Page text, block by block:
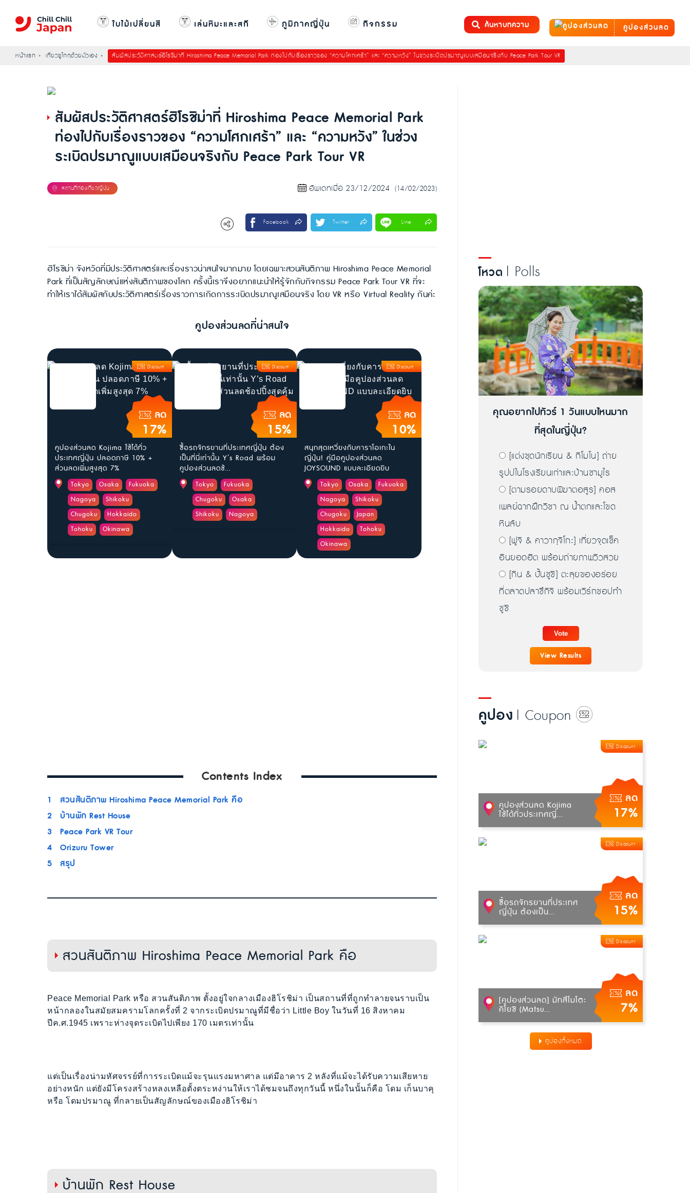
ใบไม้เปลี่ยนสี เล่นหิมะและสกี ภูมิภาคญี่ปุ่น กิจกรรม ค้นหาบทความ คูปองส่วนลด
หน้าแรก เที่ยวชูโกกุด้วยตัวเอง สัมผัสประวัติศาสตร์ฮิโรชิม่าที่ Hiroshima Peace Memorial Park ท่องไปกับเรื่องราวของ “ความโศกเศร้า” และ “ความหวัง” ในช่วงระเบิดปรมาณูแบบเสมือนจริงกับ Peace Park Tour VR
สัมผัสประวัติศาสตร์ฮิโรชิม่าที่ Hiroshima Peace Memorial Park
ท่องไปกับเรื่องราวของ “ความโศกเศร้า” และ “ความหวัง” ในช่วง
ระเบิดปรมาณูแบบเสมือนจริงกับ Peace Park Tour VR
อัพเดทเมื่อ 23/12/2024 (14/02/2023)
Facebook Twitter Line
ฮิโรชิม่า จังหวัดที่มีประวัติศาสตร์และเรื่องราวน่าสนใจมากมาย โดยเฉพาะสวนสันติภาพ Hiroshima Peace Memorial
Park ที่เป็นสัญลักษณ์แห่งสันติภาพของโลก ครั้งนี้เราจึงอยากแนะนำให้รู้จักกับกิจกรรม Peace Park Tour VR ที่จะ
ทำให้เราได้สัมผัสกับประวัติศาสตร์เรื่องราวการเกิดการระเบิดปรมาณูเสมือนจริง โดย VR หรือ Virtual Reality กันค่ะ
คูปองส่วนลดที่น่าสนใจ
ลด
17%
Discount
คูปองส่วนลด Kojima ใช้ได้ทั่ว
ประเทศญี่ปุ่น ปลอดภาษี 10% +
ส่วนลดเพิ่มสูงสุด 7%
Tokyo Osaka
Fukuoka
Nagoya
Shikoku
Chugoku
Hokkaido
Tohoku
Okinawa
ลด
15%
Discount
ซื้อรถจักรยานที่ประเทศญี่ปุ่น ต้อง
เป็นที่นี่เท่านั้น Y’s Road พร้อม
คูปองส่วนลดช้...
Tokyo
Fukuoka
Chugoku
Osaka
Shikoku
Nagoya
ลด
10%
Discount
สนุกสุดเหวี่ยงกับคาราโอเกะใน
ญี่ปุ่น! คู่มือคูปองส่วนลด
JOYSOUND แบบละเอียดยิบ
Tokyo Osaka
Fukuoka
Nagoya
Shikoku
Chugoku
Japan
Hokkaido
Tohoku
Okinawa
Contents Index
1
สวนสันติภาพ Hiroshima Peace Memorial Park คือ
2 บ้านพัก Rest House
3
Peace Park VR Tour
4 Orizuru Tower
5 สรุป
สวนสันติภาพ Hiroshima Peace Memorial Park คือ
Peace Memorial Park หรือ สวนสันติภาพ ตั้งอยู่ใจกลางเมืองฮิโรชิม่า เป็นสถานที่ที่ถูกทำลายจนราบเป็น
หน้ากลองในสมัยสมครามโลกครั้งที่ 2 จากระเบิดปรมาณูที่มีชื่อว่า Little Boy ในวันที่ 16 สิงหาคม
ปีค.ศ.1945 เพราะห่างจุดระเบิดไปเพียง 170 เมตรเท่านั้น
แต่เป็นเรื่องน่ามหัศจรรย์ที่การระเบิดแม้จะรุนแรงมหาศาล แต่มีอาคาร 2 หลังที่แม้จะได้รับความเสียหาย
อย่างหนัก แต่ยังมีโครงสร้างหลงเหลือตั้งตระหง่านให้เราได้ชมจนถึงทุกวันนี้ หนึ่งในนั้นก็คือ โดม เก็นบาคุ
หรือ โดมปรมาณู ที่กลายเป็นสัญลักษณ์ของเมืองฮิโรชิม่า
บ้านพัก Rest House
โหวต | Polls
คุณอยากไปทัวร์ 1 วันแบบไหนมาก
ที่สุดในญี่ปุ่น?
[แต่งชุดนักเรียน & กิโมโน] ถ่าย
รูปปในโรงเรียนเก่าและบ้านซามูไร
[ตามรอยดาบพิฆาตอสูร] คอส
เพลย์ฉากฝึกวิชา ณ น้ำตกและโขด
หินลับ
[ฟูจิ & คาวากุจิโกะ] เที่ยวจุดเช็ค
อินยอดฮิต พร้อมถ่ายภาพวิวสวย
[กิน & ปั้นซูชิ] ตะลุยของอร่อย
ที่ตลาดปลาซึกิจิ พร้อมเวิร์กชอปทำ
ซูชิ
View Results
คูปอง | Coupon
ลด
17%
Discount
คูปองส่วนลด Kojima
ใช้ได้ทั่วประเทศญี่...
ลด
15%
Discount
ซื้อรถจักรยานที่ประเทศ
ญี่ปุ่น ต้องเป็น...
ลด
7%
Discount
[คูปองส่วนลด] มัทสึโมโตะ
คิโยชิ (Matsu...
คูปองทั้งหมด